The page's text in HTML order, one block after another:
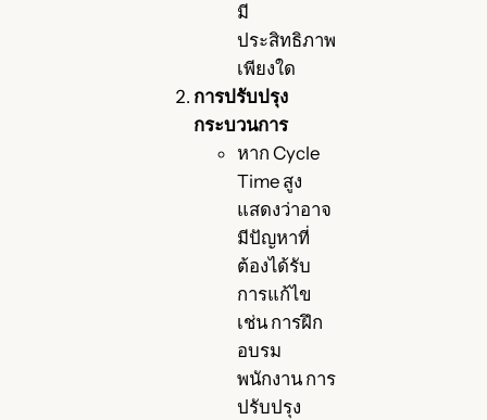
มี
ประสิทธิภาพ
เพียงใด
การปรับปรุง
กระบวนการ
หาก Cycle
Time สูง
แสดงว่าอาจ
มีปัญหาที่
ต้องได้รับ
การแก้ไข
เช่น การฝึก
อบรม
พนักงาน การ
ปรับปรุง